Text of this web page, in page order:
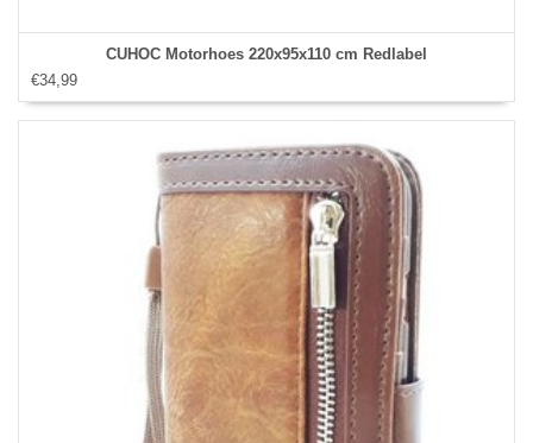
CUHOC Motorhoes 220x95x110 cm Redlabel
€34,99